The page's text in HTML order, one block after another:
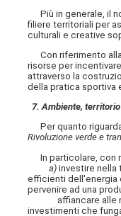
Più in generale, il
filiere territoriali per
culturali e creative
Con riferimento
risorse per
attraverso la
della pratica sportiva
7. Ambiente,
Per quanto
Rivoluzione verde e
In particolare, con
a) investire nella
efficienti dell'energia
pervenire ad una
affiancare alle
investimenti che